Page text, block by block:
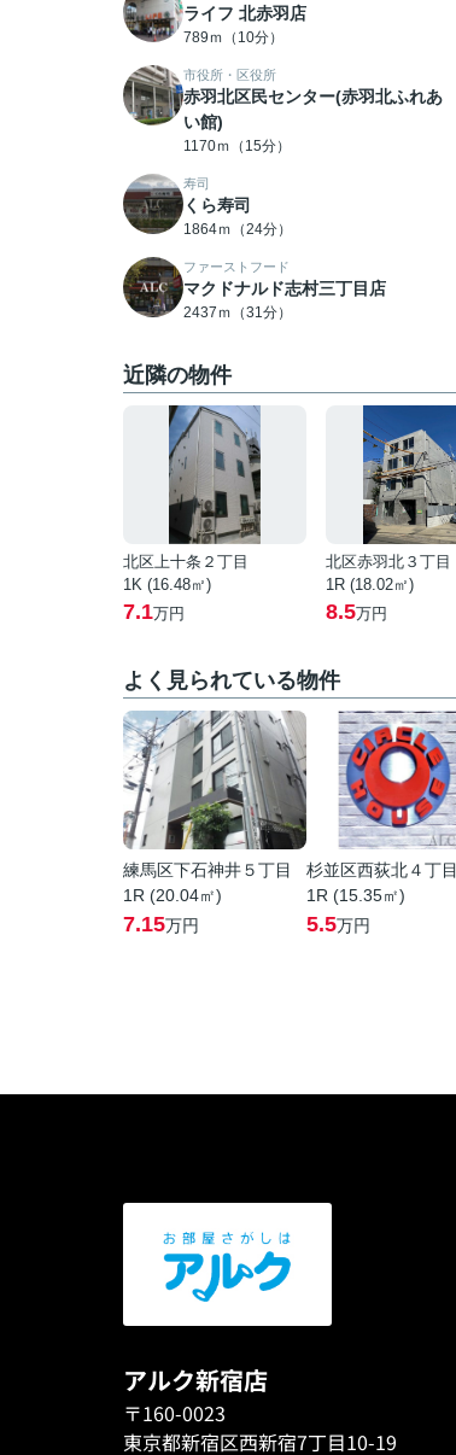
ライフ 北赤羽店
789ｍ（10分）
市役所・区役所
赤羽北区民センター(赤羽北ふれあ
い館)
1170ｍ（15分）
寿司
くら寿司
1864ｍ（24分）
ファーストフード
マクドナルド志村三丁目店
2437ｍ（31分）
近隣の物件
北区上十条２丁目
1K (16.48㎡)
7.1万円
北区赤羽北３丁目
1R (18.02㎡)
8.5万円
よく見られている物件
練馬区下石神井５丁目
1R (20.04㎡)
7.15万円
杉並区西荻北４丁目
1R (15.35㎡)
5.5万円
アルク新宿店
〒160-0023
東京都新宿区西新宿7丁目10-19